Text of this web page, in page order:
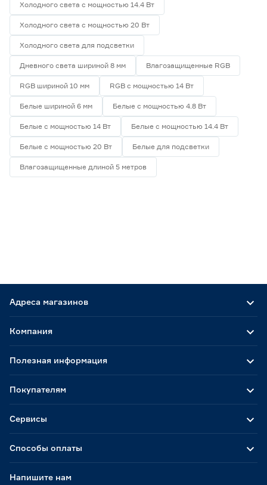
Холодного света с мощностью 14.4 Вт
Холодного света с мощностью 20 Вт
Холодного света для подсветки
Дневного света шириной 8 мм Влагозащищенные RGB
RGB шириной 10 мм RGB с мощностью 14 Вт
Белые шириной 6 мм Белые с мощностью 4.8 Вт
Белые с мощностью 14 Вт Белые с мощностью 14.4 Вт
Белые с мощностью 20 Вт Белые для подсветки
Влагозащищенные длиной 5 метров
Адреса магазинов
Способы оплаты
Компания
Полезная информация
Покупателям
Сервисы
Напишите нам